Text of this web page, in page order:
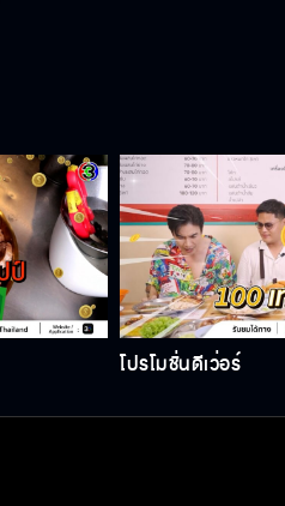
โปรโมชั่นดีเว่อร์